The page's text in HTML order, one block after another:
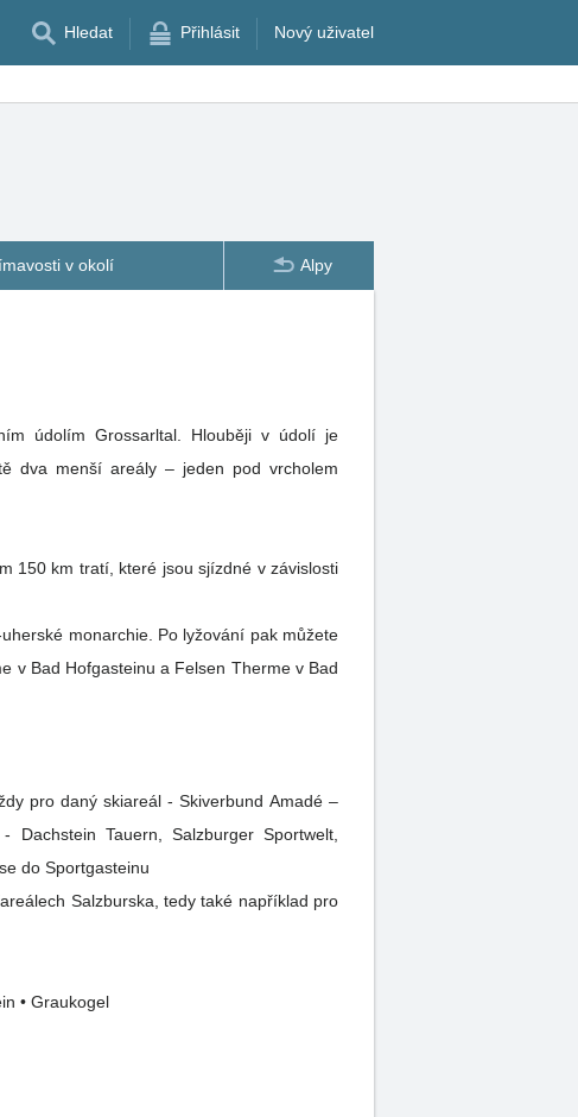
Hledat Přihlásit Nový uživatel
v okolí Alpy
údolím Grossarltal. Hlouběji v údolí je
dva menší areály – jeden pod vrcholem
150 km tratí, které jsou sjízdné v závislosti
monarchie. Po lyžování pak můžete
Tauern, Salzburger Sportwelt,
do Sportgasteinu
Salzburska, tedy také například pro
• Graukogel